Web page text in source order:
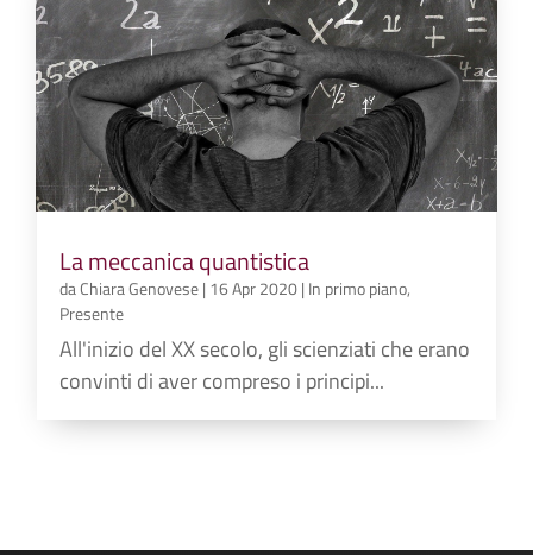
La meccanica quantistica
daChiara Genovese| 16 Apr 2020| In primo piano,
Presente
All'inizio del XX secolo, gli scienziati che erano
convinti di aver compreso i principi...